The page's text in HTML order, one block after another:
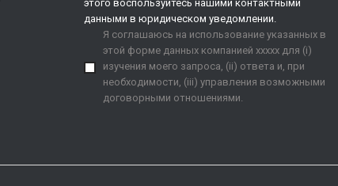
этого воспользуйтесь нашими контактными
данными в юридическом уведомлении.
Я соглашаюсь на использование указанных в
этой форме данных компанией xxxxx для (i)
изучения моего запроса, (ii) ответа и, при
необходимости, (iii) управления возможными
договорными отношениями.